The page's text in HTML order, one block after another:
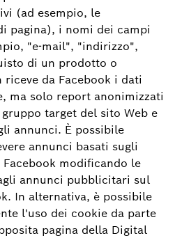
(ad esempio, le
pagina), i nomi dei campi
"e-mail", "indirizzo",
di un prodotto o
da Facebook i dati
ma solo report anonimizzati
target del sito Web e
annunci. È possibile
annunci basati sugli
modificando le
annunci pubblicitari sul
In alternativa, è possibile
l'uso dei cookie da parte
pagina della Digital